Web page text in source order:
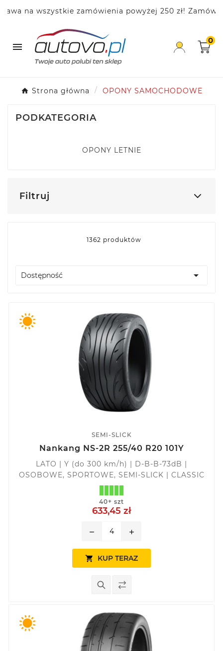
wszystkie zamówienia powyżej 250 zł! Zamów już dziś

0
Strona główna OPONY SAMOCHODOWE
PODKATEGORIA
OPONY LETNIE
Filtruj
1362 produktów
Dostępność 
SEMI-SLICK
Nankang NS-2R 255/40 R20 101Y
LATO | Y (do 300 km/h) | D-B-B-73dB |
OSOBOWE, SPORTOWE, SEMI-SLICK | CLASSIC
40+ szt
633,45 zł
remove add
 KUP TERAZ